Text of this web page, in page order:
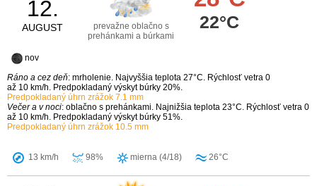
12.
AUGUST
prevažne oblačno s
prehánkami a búrkami
22°C
nov
Ráno a cez deň: mrholenie. Najvyššia teplota 27°C. Rýchlosť vetra 0
až 10 km/h. Predpokladaný výskyt búrky 20%.
Predpokladaný úhrn zrážok 7.1 mm
Večer a v noci: oblačno s prehánkami. Najnižšia teplota 23°C. Rýchlosť vetra 0
až 10 km/h. Predpokladaný výskyt búrky 51%.
Predpokladaný úhrn zrážok 10.5 mm
13 km/h 98% mierna (4/18) 26°C